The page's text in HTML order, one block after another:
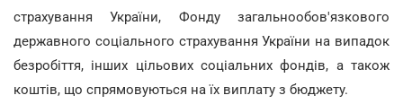
страхування України, Фонду загальнообов'язкового
державного соціального страхування України на випадок
безробіття, інших цільових соціальних фондів, а також
коштів, що спрямовуються на їх виплату з бюджету.